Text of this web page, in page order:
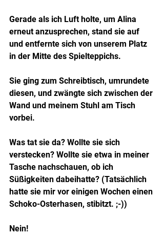
Gerade als ich Luft holte, um Alina
erneut anzusprechen, stand sie auf
und entfernte sich von unserem Platz
in der Mitte des Spielteppichs.
Sie ging zum Schreibtisch, umrundete
diesen, und zwängte sich zwischen der
Wand und meinem Stuhl am Tisch
vorbei.
Was tat sie da? Wollte sie sich
verstecken? Wollte sie etwa in meiner
Tasche nachschauen, ob ich
Süßigkeiten dabeihatte? (Tatsächlich
hatte sie mir vor einigen Wochen einen
Schoko-Osterhasen, stibitzt. ;-))
Nein!